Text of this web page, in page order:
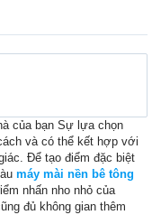
của bạn Sự lựa chọn
và có thể kết hợp với
Để tạo điểm đặc biệt
máy mài nền bê tông
nhấn nho nhỏ của
đủ không gian thêm